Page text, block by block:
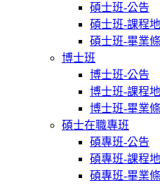
碩士班-公告
碩士班-課程
碩士班-畢業
博士班
博士班-公告
博士班-課程
博士班-畢業
碩士在職專班
碩專班-公告
碩專班-課程
碩專班-畢業